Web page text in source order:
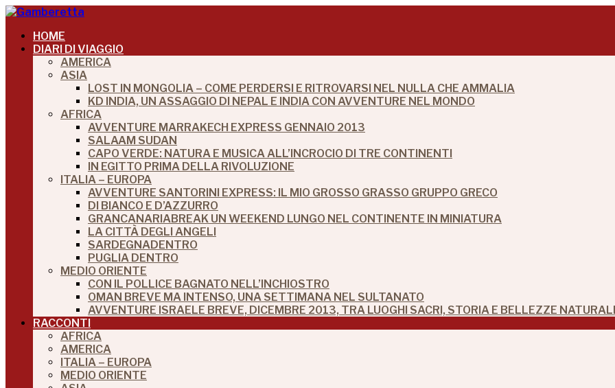
HOME
DIARI DI VIAGGIO
AMERICA
ASIA
LOST IN MONGOLIA – COME PERDERSI E RITROVARSI NEL NULLA CHE AMMALIA
KD INDIA, UN ASSAGGIO DI NEPAL E INDIA CON AVVENTURE NEL MONDO
AFRICA
AVVENTURE MARRAKECH EXPRESS GENNAIO 2013
SALAAM SUDAN
CAPO VERDE: NATURA E MUSICA ALL’INCROCIO DI TRE CONTINENTI
IN EGITTO PRIMA DELLA RIVOLUZIONE
ITALIA – EUROPA
AVVENTURE SANTORINI EXPRESS: IL MIO GROSSO GRASSO GRUPPO GRECO
DI BIANCO E D’AZZURRO
GRANCANARIABREAK UN WEEKEND LUNGO NEL CONTINENTE IN MINIATURA
LA CITTÀ DEGLI ANGELI
SARDEGNADENTRO
PUGLIA DENTRO
MEDIO ORIENTE
CON IL POLLICE BAGNATO NELL’INCHIOSTRO
OMAN BREVE MA INTENSO, UNA SETTIMANA NEL SULTANATO
AVVENTURE ISRAELE BREVE, DICEMBRE 2013, TRA LUOGHI SACRI, STORIA E BELLEZZE NATURALI
RACCONTI
AFRICA
AMERICA
ITALIA – EUROPA
MEDIO ORIENTE